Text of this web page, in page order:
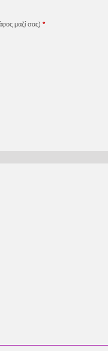
μαζί σας) *